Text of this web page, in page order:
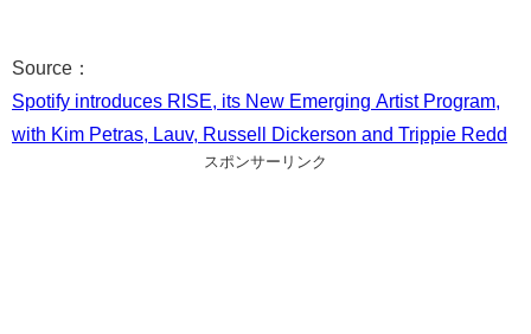
Source：
Spotify introduces RISE, its New Emerging Artist Program,
with Kim Petras, Lauv, Russell Dickerson and Trippie Redd
スポンサーリンク